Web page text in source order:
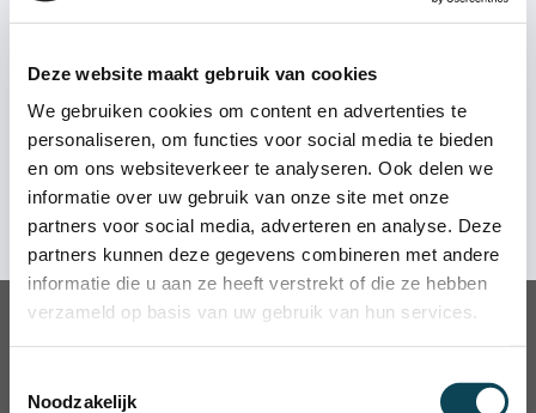
Deze website maakt gebruik van cookies
We gebruiken cookies om content en advertenties te
personaliseren, om functies voor social media te bieden
en om ons websiteverkeer te analyseren. Ook delen we
informatie over uw gebruik van onze site met onze
partners voor social media, adverteren en analyse. Deze
partners kunnen deze gegevens combineren met andere
informatie die u aan ze heeft verstrekt of die ze hebben
verzameld op basis van uw gebruik van hun services.
Noodzakelijk
staat.
bijzonderheidscodering
te plaatsen. Door het
positieve BKR-registratie in een negatieve BKR-
de meeste gevallen voor financiële belemmering.
betaalafspraak niet wordt nagekomen. De betaling
met betalen voor een periode van twee of drie
maanden? Dan heeft dit invloed op jouw BKR-
registratie.
Wat is een BKR-registratie?
Alle BKR coderingen op één rij
Mijn BKR checken
Laat nu jouw negatieve BKR-
registratie verwijderen!